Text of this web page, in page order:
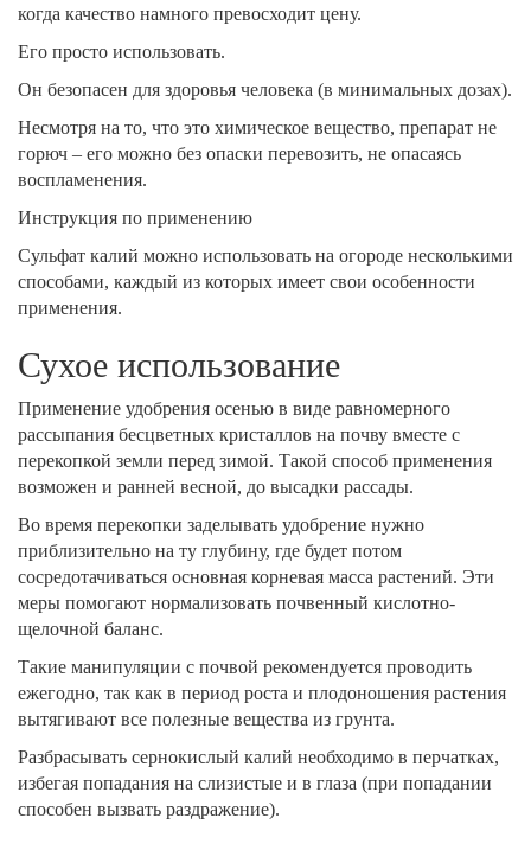
когда качество намного превосходит цену.
Его просто использовать.
Он безопасен для здоровья человека (в минимальных дозах).
Несмотря на то, что это химическое вещество, препарат не
горюч – его можно без опаски перевозить, не опасаясь
воспламенения.
Инструкция по применению
Сульфат калий можно использовать на огороде несколькими
способами, каждый из которых имеет свои особенности
применения.
Сухое использование
Применение удобрения осенью в виде равномерного
рассыпания бесцветных кристаллов на почву вместе с
перекопкой земли перед зимой. Такой способ применения
возможен и ранней весной, до высадки рассады.
Во время перекопки заделывать удобрение нужно
приблизительно на ту глубину, где будет потом
сосредотачиваться основная корневая масса растений. Эти
меры помогают нормализовать почвенный кислотно-
щелочной баланс.
Такие манипуляции с почвой рекомендуется проводить
ежегодно, так как в период роста и плодоношения растения
вытягивают все полезные вещества из грунта.
Разбрасывать сернокислый калий необходимо в перчатках,
избегая попадания на слизистые и в глаза (при попадании
способен вызвать раздражение).